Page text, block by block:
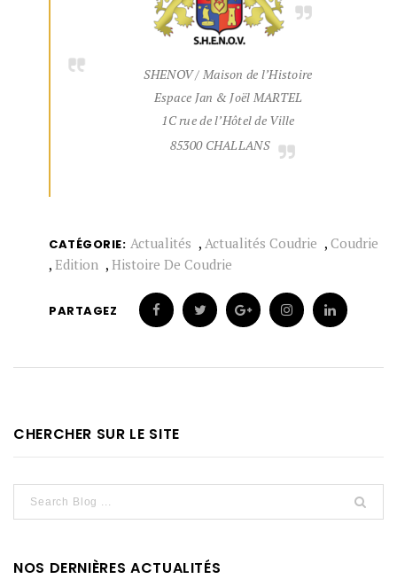
SHENOV / Maison de l’Histoire
Espace Jan & Joël MARTEL
1C rue de l’Hôtel de Ville
85300 CHALLANS
CATÉGORIE: Actualités , Actualités Coudrie ,Coudrie
, Edition , Histoire De Coudrie
PARTAGEZ
CHERCHER SUR LE SITE
NOS DERNIÈRES ACTUALITÉS